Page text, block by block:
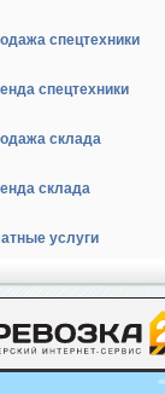
спецтехники
спецтехники
склада
склада
услуги